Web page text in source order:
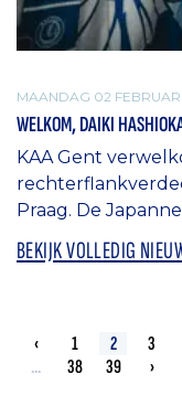
MAANDAG 02
WELKOM, DAIKI
KAA Gent
Praag. De
BEKIJK VOLLEDIG
‹ 1 2 3
...
38 39 ›